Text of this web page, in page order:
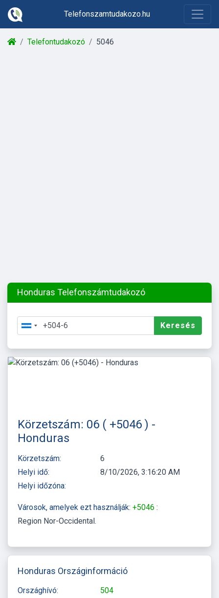
Telefonszamtudakozo.hu
Telefontudakozó 5046
Honduras Telefonszámtudakozó
Keresés
Körzetszám: 06 ( +5046 ) -
Honduras
Körzetszám:
6
Helyi idő:
8/10/2026, 3:16:21 AM
Helyi időzóna:
Városok, amelyek ezt használják: +5046 :
Region Nor-Occidental
Honduras Országinformáció
Országhívó:
504